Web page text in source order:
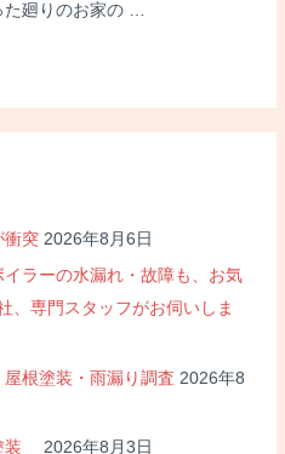
衝突 2026年8月6日
ラーの水漏れ・故障も、お気
専門スタッフがお伺いしま
根塗装・雨漏り調査 2026年8
装 2026年8月3日
廻りのお家の …